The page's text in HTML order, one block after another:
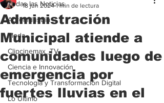
Todas las Noticias
Agroindustria
Moda
Clipcinemax_TV
Ciencia e Innovación
Tecnología y Transformación Digital
Lo Ultimo
Administración
Municipal atiende a
comunidades luego de
emergencia por
fuertes lluvias en el
18 jun 2024 1 min de lectura